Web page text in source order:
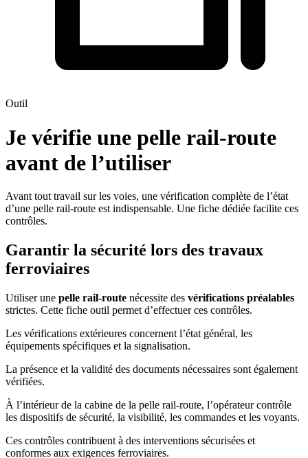
Outil
Je vérifie une pelle rail-route
avant de l’utiliser
Avant tout travail sur les voies, une vérification complète de l’état
d’une pelle rail-route est indispensable. Une fiche dédiée facilite ces
contrôles.
Garantir la sécurité lors des travaux
ferroviaires
Utiliser une pelle rail-route nécessite des vérifications préalables
strictes. Cette fiche outil permet d’effectuer ces contrôles.
Les vérifications extérieures concernent l’état général, les
équipements spécifiques et la signalisation.
La présence et la validité des documents nécessaires sont également
vérifiées.
À l’intérieur de la cabine de la pelle rail-route, l’opérateur contrôle
les dispositifs de sécurité, la visibilité, les commandes et les voyants.
Ces contrôles contribuent à des interventions sécurisées et
conformes aux exigences ferroviaires.